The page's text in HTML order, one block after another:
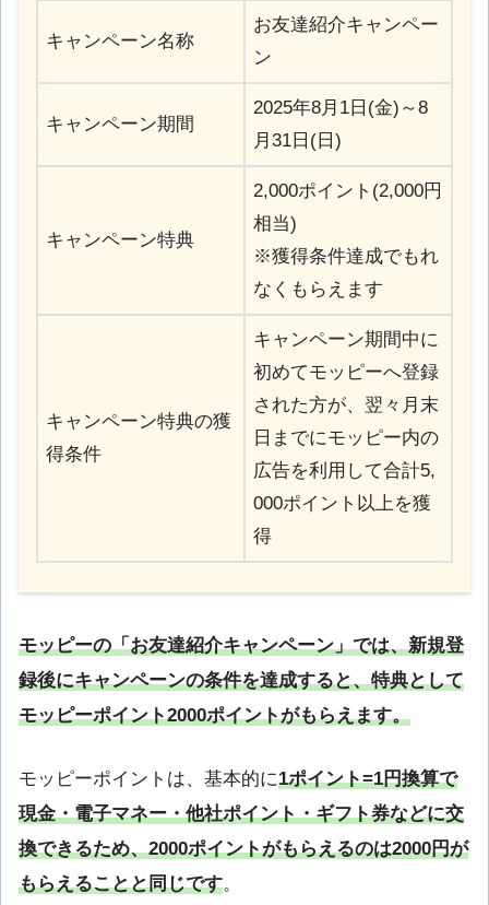
キャンペーン名称
お友達紹介キャンペー
ン
キャンペーン期間
2025年8月1日(金)～8
月31日(日)
キャンペーン特典
2,000ポイント(2,000円
相当)
※獲得条件達成でもれ
なくもらえます
キャンペーン特典の獲
得条件
キャンペーン期間中に
初めてモッピーへ登録
された方が、翌々月末
日までにモッピー内の
広告を利用して合計5,
000ポイント以上を獲
得
モッピーの「お友達紹介キャンペーン」では、新規登
録後にキャンペーンの条件を達成すると、特典として
モッピーポイント2000ポイントがもらえます。
モッピーポイントは、基本的に1ポイント=1円換算で
現金・電子マネー・他社ポイント・ギフト券などに交
換できるため、2000ポイントがもらえるのは2000円が
もらえることと同じです。